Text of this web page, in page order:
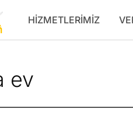
HIZMETLERIMIZ
ev